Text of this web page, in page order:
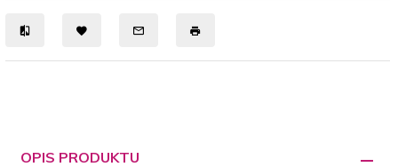
OPIS PRODUKTU